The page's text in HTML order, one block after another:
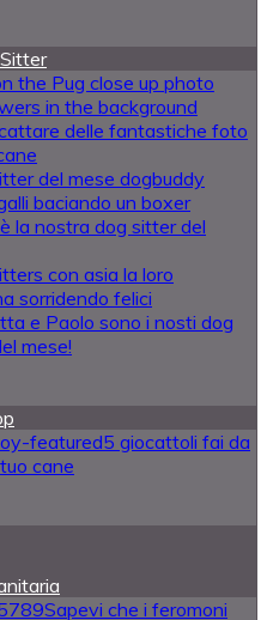
delle fantastiche foto
la nostra dog sitter del
e Paolo sono i nosti dog
mese!
5 giocattoli fai da
cane
Sapevi che i feromoni